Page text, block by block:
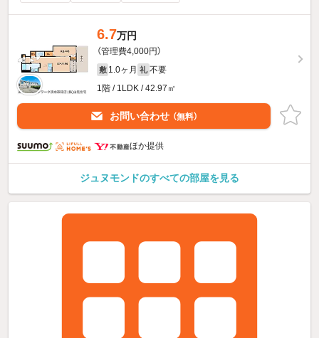
6.7万円
（管理費4,000円）
敷 1.0ヶ月 礼 不要
1階 / 1LDK / 42.97㎡
お問い合わせ （無料）
ほか提供
ジュヌモンドのすべての部屋を見る